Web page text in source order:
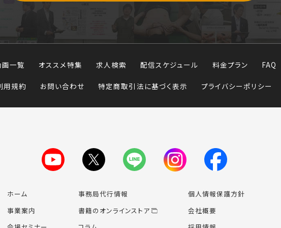
一覧 オススメ特集 求人検索 配信スケジュール 料金プラン FAQ
用規約 お問い合わせ 特定商取引法に基づく表示 プライバシーポリシー
ホーム
事業案内
事務局代行情報
書籍のオンラインストア
個人情報保護方針
会社概要